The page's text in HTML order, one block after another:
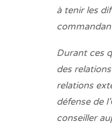
à tenir les
Durant ces
des
relations
défense de
conseiller